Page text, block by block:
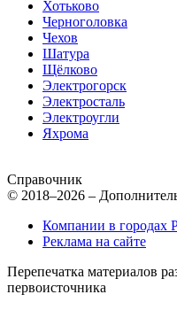
Хотьково
Черноголовка
Чехов
Шатура
Щёлково
Электрогорск
Электросталь
Электроугли
Яхрома
Справочник
© 2018–2026 –
Компании в городах
Реклама на сайте
Перепечатка материалов
первоисточника